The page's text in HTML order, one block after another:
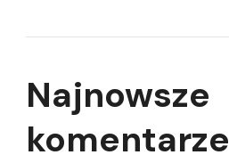
Najnowsze
komentarze